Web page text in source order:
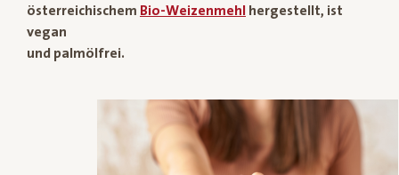
österreichischem Bio-Weizenmehl hergestellt, ist
vegan
und palmölfrei.